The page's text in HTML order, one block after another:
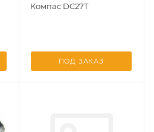
Компас DC27T
ПОД ЗАКАЗ